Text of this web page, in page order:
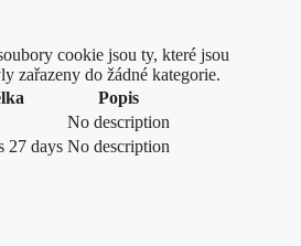
cookie jsou ty, které jsou
zařazeny do žádné kategorie.
Popis
No description
27 days No description